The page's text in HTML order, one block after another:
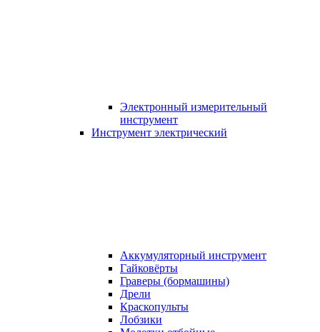
Электронный измерительный
инструмент
Инструмент электрический
Аккумуляторный инструмент
Гайковёрты
Граверы (бормашины)
Дрели
Краскопульты
Лобзики